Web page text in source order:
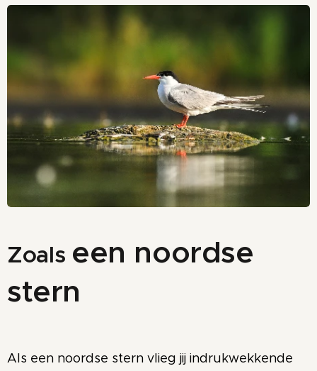
Zoals een noordse
stern
Als een noordse stern vlieg jij indrukwekkende